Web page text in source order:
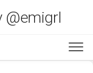
@emigrl